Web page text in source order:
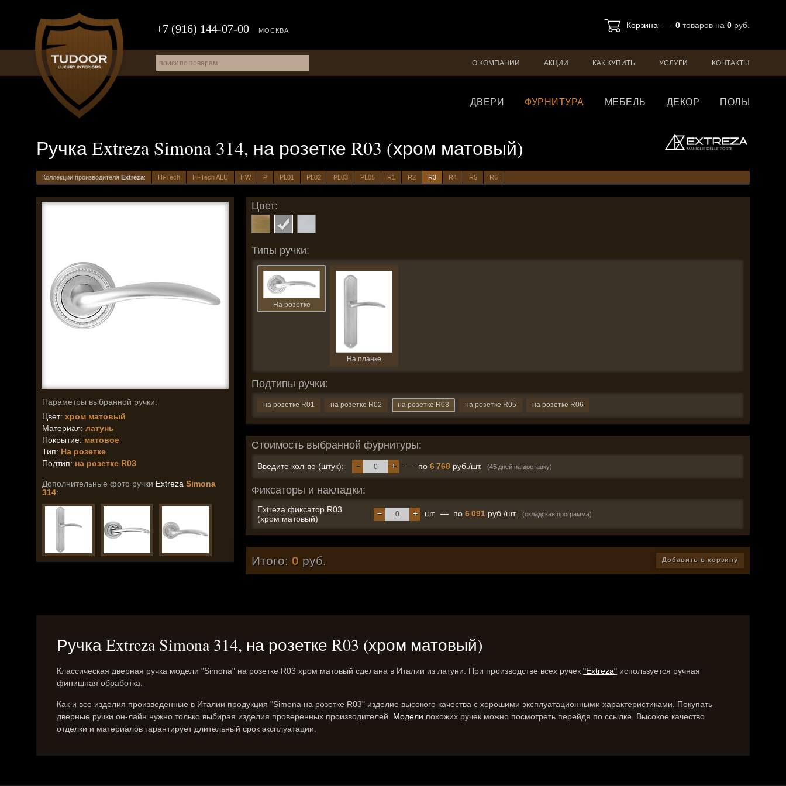
Корзина — 0 товаров на 0 руб.
+7 (916) 144-07-00 МОСКВА
О КОМПАНИИ АКЦИИ КАК КУПИТЬ УСЛУГИ КОНТАКТЫ
ДВЕРИ ФУРНИТУРА МЕБЕЛЬ ДЕКОР ПОЛЫ
Ручка Extreza Simona 314, на розетке R03 (хром матовый)
Коллекции производителя Extreza: Hi-Tech Hi-Tech ALU HW P PL01 PL02 PL03 PL05 R1 R2 R3 R4 R5 R6
Параметры выбранной ручки:
Цвет: хром матовый
Материал: латунь
Покрытие: матовое
Тип: На розетке
Подтип: на розетке R03
Дополнительные фото ручки Extreza Simona
314:
Цвет:
Типы ручки:
На розетке
На планке
Подтипы ручки:
на розетке R01 на розетке R02 на розетке R03 на розетке R05 на розетке R06
Стоимость выбранной фурнитуры:
Введите кол-во (штук): +
− — по 6 768 руб./шт. (45 дней на доставку)
Фиксаторы и накладки:
Extreza фиксатор R03
(хром матовый)
+
− шт. — по 6 091 руб./шт. (складская программа)
Итого: 0 руб. Добавить в корзину
Ручка Extreza Simona 314, на розетке R03 (хром матовый)
Классическая дверная ручка модели "Simona" на розетке R03 хром матовый сделана в Италии из латуни. При производстве всех ручек "Extreza" используется ручная
финишная обработка.
Как и все изделия произведенные в Италии продукция "Simona на розетке R03" изделие высокого качества с хорошими эксплуатационными характеристиками. Покупать
дверные ручки он-лайн нужно только выбирая изделия проверенных производителей. Модели похожих ручек можно посмотреть перейдя по ссылке. Высокое качество
отделки и материалов гарантирует длительный срок эксплуатации.